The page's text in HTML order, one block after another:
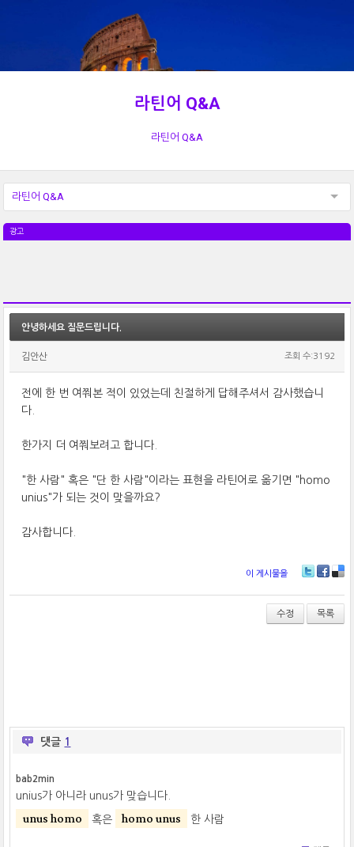
라틴어 Q&A
라틴어 Q&A
라틴어 Q&A
광고
안녕하세요 질문드립니다.
김안산 조회 수:3192
전에 한 번 여쭤본 적이 있었는데 친절하게 답해주셔서 감사했습니
다.
한가지 더 여쭤보려고 합니다.
"한 사람" 혹은 "단 한 사람"이라는 표현을 라틴어로 옮기면 "homo
unius"가 되는 것이 맞을까요?
감사합니다.
이 게시물을
wi
er
ce
bo
ok
lici
ou
s
수정 목록
댓글 1
bab2min
unius가 아니라 unus가 맞습니다.
unus homo 혹은 homo unus 한 사람